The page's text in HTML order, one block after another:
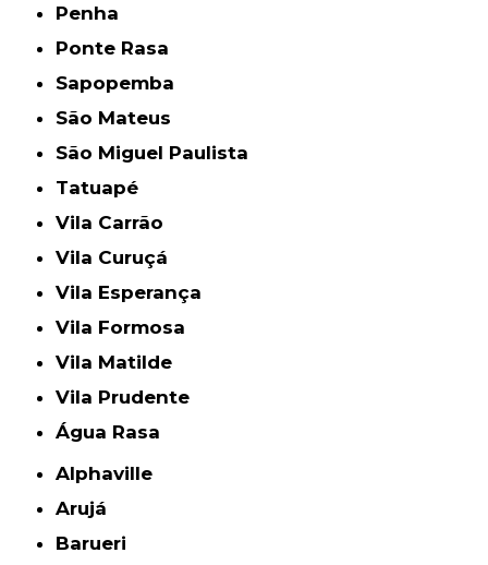
Penha
Ponte Rasa
Sapopemba
São Mateus
São Miguel Paulista
Tatuapé
Vila Carrão
Vila Curuçá
Vila Esperança
Vila Formosa
Vila Matilde
Vila Prudente
Água Rasa
Alphaville
Arujá
Barueri